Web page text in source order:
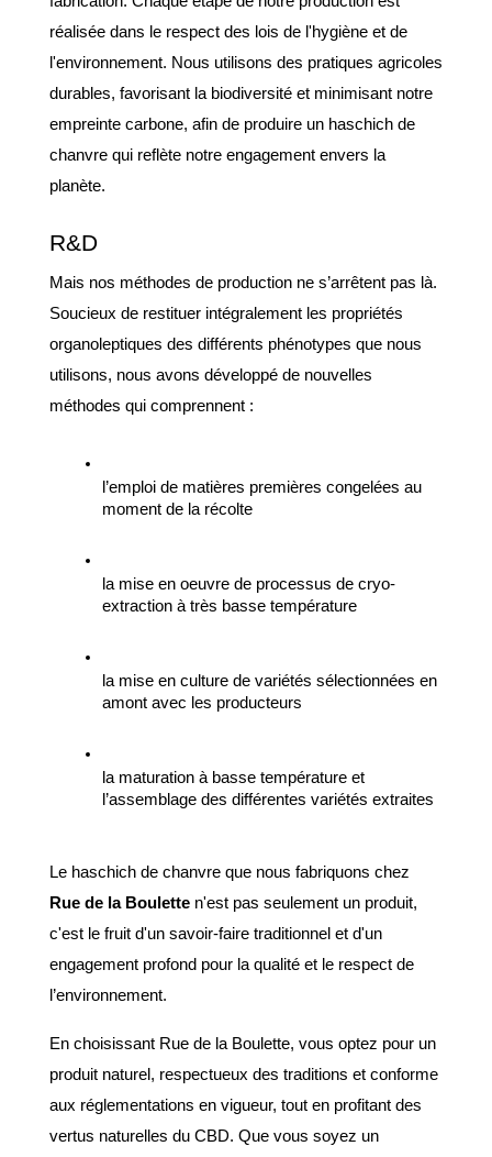
réalisée dans le respect des lois de l'hygiène et de
l'environnement. Nous utilisons des pratiques agricoles
durables, favorisant la biodiversité et minimisant notre
empreinte carbone, afin de produire un haschich de
chanvre qui reflète notre engagement envers la
planète.
R&D
Mais nos méthodes de production ne s’arrêtent pas là.
Soucieux de restituer intégralement les propriétés
organoleptiques des différents phénotypes que nous
utilisons, nous avons développé de nouvelles
méthodes qui comprennent :
l’emploi de matières premières congelées au
moment de la récolte
la mise en oeuvre de processus de cryo-
extraction à très basse température
la mise en culture de variétés sélectionnées en
amont avec les producteurs
la maturation à basse température et
l’assemblage des différentes variétés extraites
Rue de la Boulette n'est pas seulement un produit,
c'est le fruit d'un savoir-faire traditionnel et d'un
engagement profond pour la qualité et le respect de
l’environnement.
En choisissant Rue de la Boulette, vous optez pour un
produit naturel, respectueux des traditions et conforme
aux réglementations en vigueur, tout en profitant des
vertus naturelles du CBD. Que vous soyez un